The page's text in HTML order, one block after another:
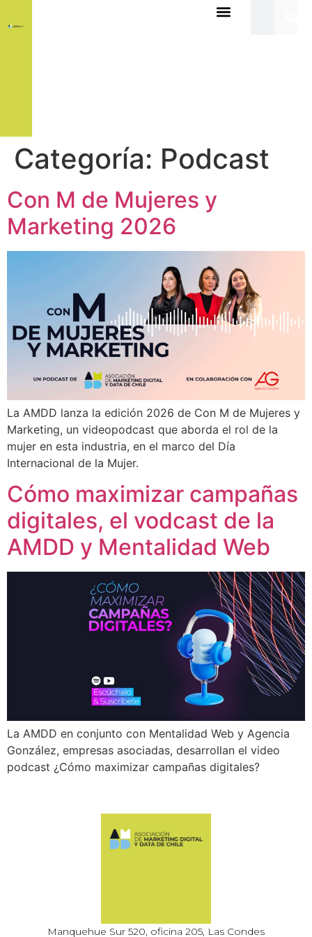
Categoría: Podcast
Con M de Mujeres y
Marketing 2026
La AMDD lanza la edición 2026 de Con M de Mujeres y
Marketing, un videopodcast que aborda el rol de la
mujer en esta industria, en el marco del Día
Internacional de la Mujer.
Cómo maximizar campañas
digitales, el vodcast de la
AMDD y Mentalidad Web
La AMDD en conjunto con Mentalidad Web y Agencia
González, empresas asociadas, desarrollan el video
podcast ¿Cómo maximizar campañas digitales?
Manquehue Sur 520, oficina 205, Las Condes